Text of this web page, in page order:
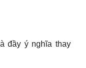
đầy ý nghĩa thay